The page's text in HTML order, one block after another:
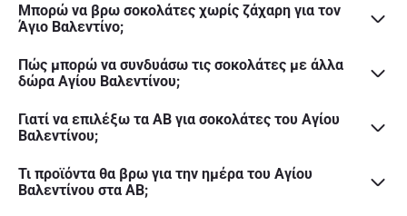
Μπορώ να βρω σοκολάτες χωρίς ζάχαρη για τον
Άγιο Βαλεντίνο;
Πώς μπορώ να συνδυάσω τις σοκολάτες με άλλα
δώρα Αγίου Βαλεντίνου;
Γιατί να επιλέξω τα ΑΒ για σοκολάτες του Αγίου
Βαλεντίνου;
Τι προϊόντα θα βρω για την ημέρα του Αγίου
Βαλεντίνου στα ΑΒ;